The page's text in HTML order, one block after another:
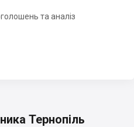
та аналіз
Тернопіль